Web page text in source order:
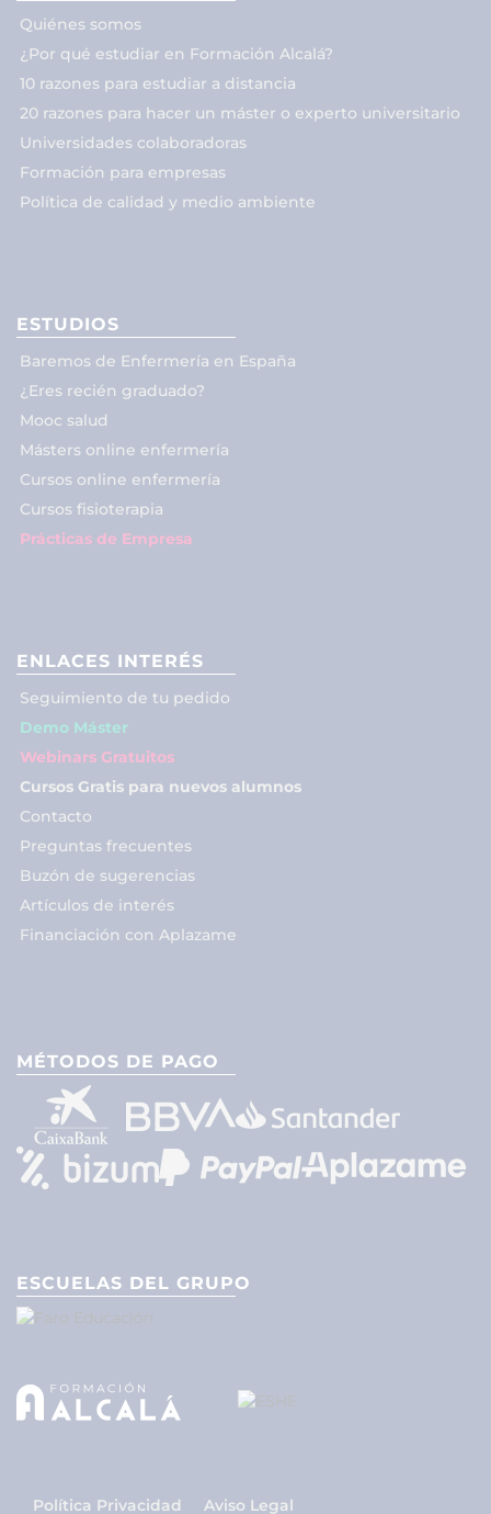
Quiénes somos
¿Por qué estudiar en Formación Alcalá?
10 razones para estudiar a distancia
20 razones para hacer un máster o experto universitario
Universidades colaboradoras
Formación para empresas
Política de calidad y medio ambiente
ESTUDIOS
Baremos de Enfermería en España
¿Eres recién graduado?
Mooc salud
Másters online enfermería
Cursos online enfermería
Cursos fisioterapia
Prácticas de Empresa
ENLACES INTERÉS
Seguimiento de tu pedido
Demo Máster
Webinars Gratuitos
Cursos Gratis para nuevos alumnos
Contacto
Preguntas frecuentes
Buzón de sugerencias
Artículos de interés
Financiación con Aplazame
MÉTODOS DE PAGO
ESCUELAS DEL GRUPO
Política Privacidad Aviso Legal